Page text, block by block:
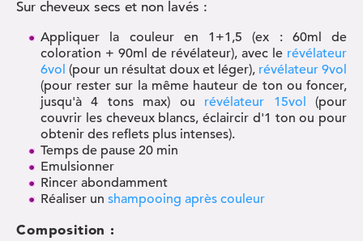
Sur cheveux secs et non lavés :
Appliquer la couleur en 1+1,5 (ex : 60ml de
coloration + 90ml de révélateur), avec le révélateur
6vol (pour un résultat doux et léger), révélateur 9vol
(pour rester sur la même hauteur de ton ou foncer,
jusqu'à 4 tons max) ou révélateur 15vol (pour
couvrir les cheveux blancs, éclaircir d'1 ton ou pour
obtenir des reflets plus intenses).
Temps de pause 20 min
Emulsionner
Rincer abondamment
Réaliser un shampooing après couleur
Composition :